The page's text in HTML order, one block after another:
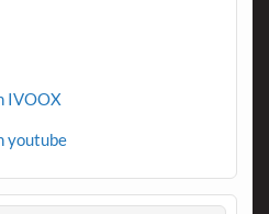
IVOOX
youtube